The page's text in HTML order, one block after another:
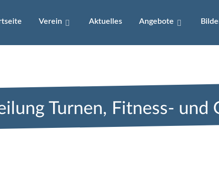
Verein Aktuelles Angebote
Turnen, Fitness- und